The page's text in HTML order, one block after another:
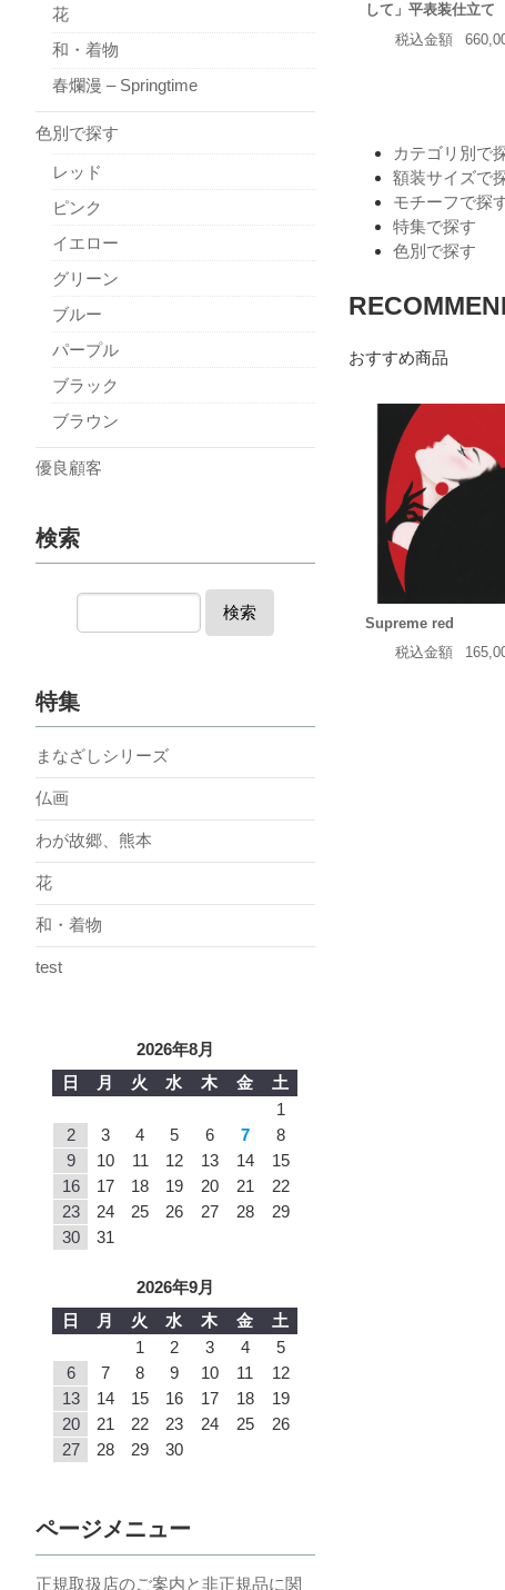
して」平表装仕立て
税込金額
カテゴリ別で
額装サイズで
モチーフで探
特集で探す
色別で探す
おすすめ商品
Supreme red
税込金額
花
和・着物
春爛漫 – Springtime
色別で探す
レッド
ピンク
イエロー
グリーン
ブルー
パープル
ブラック
ブラウン
優良顧客
検索
検索
特集
まなざしシリーズ
仏画
わが故郷、熊本
花
和・着物
test
2026年8月
日
月 火 水 木 金
土
1
2
3 4 5 6 7
8
9
10 11 12 13 14
15
16
17 18 19 20 21
22
23
24 25 26 27 28
29
30
31
2026年9月
日
月 火 水 木 金
土
1
2 3 4
5
6
7 8 9 10 11
12
13
14 15 16 17 18
19
20
21 22 23 24 25
26
27
28 29 30
ページメニュー
正規取扱店のご案内と非正規品に関